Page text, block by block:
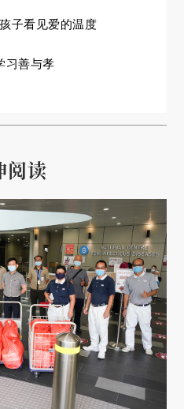
子看见爱的温度
习善与孝
阅读